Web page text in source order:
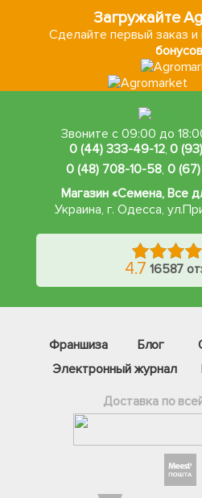
Загружайте
Сделайте первый заказ и
Звоните с 09:00 до
0 (44) 333-49-12,0
0 (48) 708-10-58, 0
Магазин «Семена, Все
Украина, г. Одесса,
4.7 16587
Франшиза Блог
Электронный журнал
Доставка по